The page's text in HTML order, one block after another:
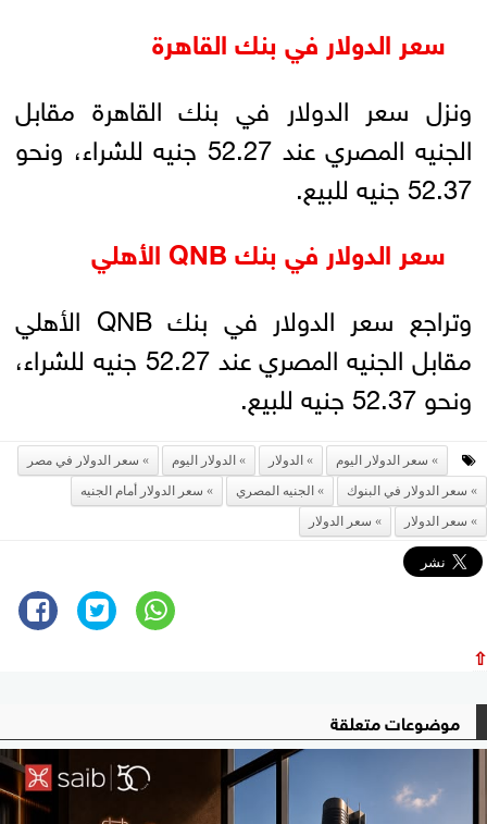
سعر الدولار في بنك القاهرة
ونزل سعر الدولار في بنك القاهرة مقابل
الجنيه المصري عند 52.27 جنيه للشراء، ونحو
52.37 جنيه للبيع.
سعر الدولار في بنك QNB الأهلي
وتراجع سعر الدولار في بنك QNB الأهلي
مقابل الجنيه المصري عند 52.27 جنيه للشراء،
ونحو 52.37 جنيه للبيع.
سعر الدولار اليوم الدولار الدولار اليوم
سعر الدولار في مصر
سعر الدولار في البنوك
الجنيه المصري
سعر الدولار أمام الجنيه
سعر الدولار
سعر الدولار
⇧
موضوعات متعلقة